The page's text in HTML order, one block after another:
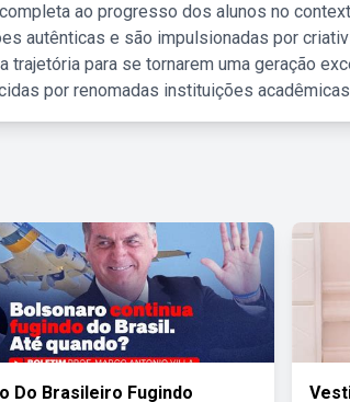
ao progresso dos alunos no
autênticas e são impulsionadas por
trajetória para se tornarem uma geração
por renomadas instituições
Do Brasileiro Fugindo